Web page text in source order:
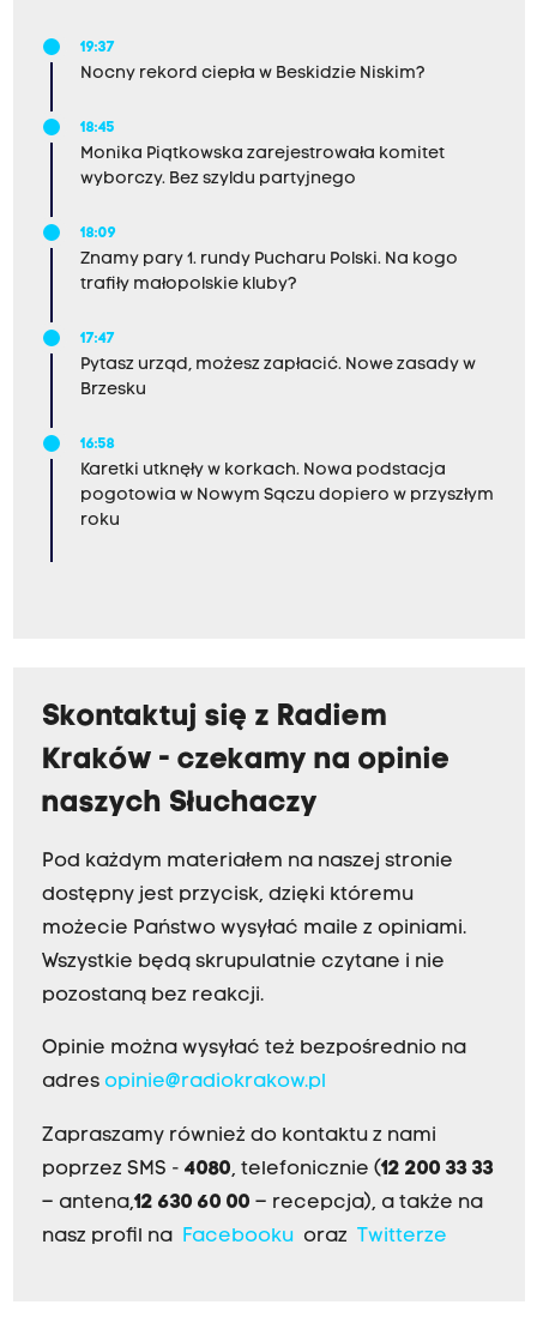
19:37
Nocny rekord ciepła w Beskidzie Niskim?
18:45
Monika Piątkowska zarejestrowała komitet
wyborczy. Bez szyldu partyjnego
18:09
Znamy pary 1. rundy Pucharu Polski. Na kogo
trafiły małopolskie kluby?
17:47
Pytasz urząd, możesz zapłacić. Nowe zasady w
Brzesku
16:58
Karetki utknęły w korkach. Nowa podstacja
pogotowia w Nowym Sączu dopiero w przyszłym
roku
Skontaktuj się z Radiem
Kraków - czekamy na opinie
naszych Słuchaczy
Pod każdym materiałem na naszej stronie
dostępny jest przycisk, dzięki któremu
możecie Państwo wysyłać maile z opiniami.
Wszystkie będą skrupulatnie czytane i nie
pozostaną bez reakcji.
Opinie można wysyłać też bezpośrednio na
adres opinie@radiokrakow.pl
Zapraszamy również do kontaktu z nami
poprzez SMS - 4080, telefonicznie (12 200 33 33
– antena,12 630 60 00 – recepcja), a także na
nasz profil na
Facebookuoraz Twitterze